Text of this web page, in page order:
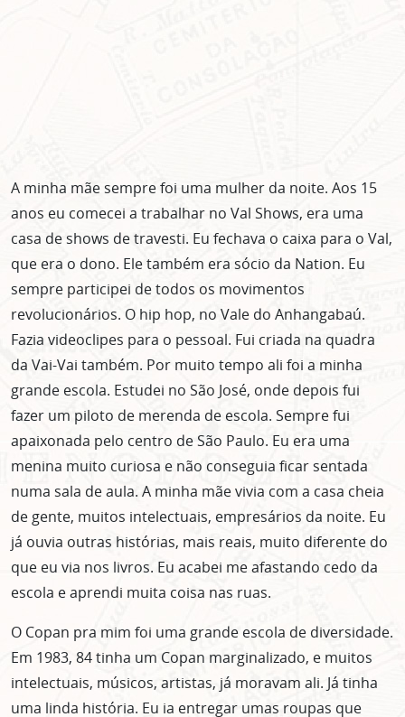
A minha mãe sempre foi uma mulher da noite. Aos 15
anos eu comecei a trabalhar no Val Shows, era uma
casa de shows de travesti. Eu fechava o caixa para o Val,
que era o dono. Ele também era sócio da Nation. Eu
sempre participei de todos os movimentos
revolucionários. O hip hop, no Vale do Anhangabaú.
Fazia videoclipes para o pessoal. Fui criada na quadra
da Vai-Vai também. Por muito tempo ali foi a minha
grande escola. Estudei no São José, onde depois fui
fazer um piloto de merenda de escola. Sempre fui
apaixonada pelo centro de São Paulo. Eu era uma
menina muito curiosa e não conseguia ficar sentada
numa sala de aula. A minha mãe vivia com a casa cheia
de gente, muitos intelectuais, empresários da noite. Eu
já ouvia outras histórias, mais reais, muito diferente do
que eu via nos livros. Eu acabei me afastando cedo da
escola e aprendi muita coisa nas ruas.
O Copan pra mim foi uma grande escola de diversidade.
Em 1983, 84 tinha um Copan marginalizado, e muitos
intelectuais, músicos, artistas, já moravam ali. Já tinha
uma linda história. Eu ia entregar umas roupas que